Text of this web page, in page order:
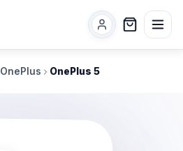
OnePlus OnePlus 5